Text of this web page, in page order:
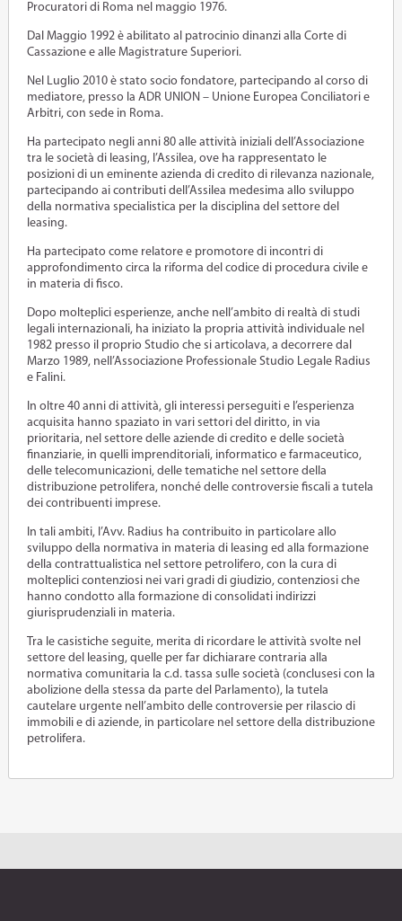
Procuratori di Roma nel maggio 1976.
Dal Maggio 1992 è abilitato al patrocinio dinanzi alla Corte di
Cassazione e alle Magistrature Superiori.
Nel Luglio 2010 è stato socio fondatore, partecipando al corso di
mediatore, presso la ADR UNION – Unione Europea Conciliatori e
Arbitri, con sede in Roma.
Ha partecipato negli anni 80 alle attività iniziali dell’Associazione
tra le società di leasing, l’Assilea, ove ha rappresentato le
posizioni di un eminente azienda di credito di rilevanza nazionale,
partecipando ai contributi dell’Assilea medesima allo sviluppo
della normativa specialistica per la disciplina del settore del
leasing.
Ha partecipato come relatore e promotore di incontri di
approfondimento circa la riforma del codice di procedura civile e
in materia di fisco.
Dopo molteplici esperienze, anche nell’ambito di realtà di studi
legali internazionali, ha iniziato la propria attività individuale nel
1982 presso il proprio Studio che si articolava, a decorrere dal
Marzo 1989, nell’Associazione Professionale Studio Legale Radius
e Falini.
In oltre 40 anni di attività, gli interessi perseguiti e l’esperienza
acquisita hanno spaziato in vari settori del diritto, in via
prioritaria, nel settore delle aziende di credito e delle società
finanziarie, in quelli imprenditoriali, informatico e farmaceutico,
delle telecomunicazioni, delle tematiche nel settore della
distribuzione petrolifera, nonché delle controversie fiscali a tutela
dei contribuenti imprese.
In tali ambiti, l’Avv. Radius ha contribuito in particolare allo
sviluppo della normativa in materia di leasing ed alla formazione
della contrattualistica nel settore petrolifero, con la cura di
molteplici contenziosi nei vari gradi di giudizio, contenziosi che
hanno condotto alla formazione di consolidati indirizzi
giurisprudenziali in materia.
Tra le casistiche seguite, merita di ricordare le attività svolte nel
settore del leasing, quelle per far dichiarare contraria alla
normativa comunitaria la c.d. tassa sulle società (conclusesi con la
abolizione della stessa da parte del Parlamento), la tutela
cautelare urgente nell’ambito delle controversie per rilascio di
immobili e di aziende, in particolare nel settore della distribuzione
petrolifera.